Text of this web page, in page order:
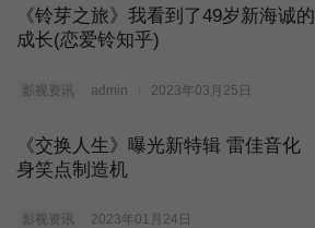
《铃芽之旅》我看到了49岁新海诚的
成长(恋爱铃知乎)
影视资讯 admin 2023年03月25日
《交换人生》曝光新特辑 雷佳音化
身笑点制造机
影视资讯 2023年01月24日